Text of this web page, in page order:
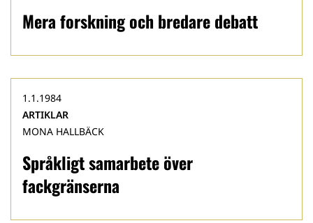
Mera forskning och bredare debatt
Språkligt samarbete över
fackgränserna
1.1.1984
ARTIKLAR
MONA HALLBÄCK